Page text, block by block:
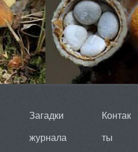
Загадки
журнала
Контак
ты